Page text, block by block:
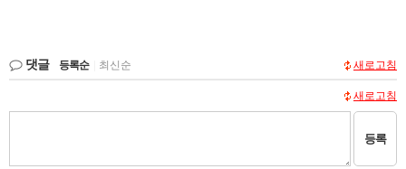
댓글 등록순 최신순 새로고침
새로고침
등록